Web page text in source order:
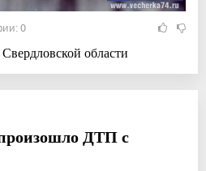
0
области
ДТП с